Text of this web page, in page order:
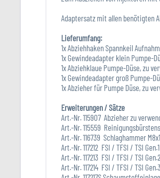
Adaptersatz mit allen benötigten
Lieferumfang:
1x Abziehhaken Spannkeil
1x Gewindeadapter klein Pumpe-
1x Abziehklaue Pumpe-Düse, zu
1x Gewindeadapter groß Pumpe-
1x Abzieher für Pumpe Düse, zu
Erweiterungen / Sätze
Art.-Nr. 115907 Abzieher zu
Art.-Nr. 115559
Art.-Nr. 116739 Schlaghammer
Art.-Nr. 117212 FSI / TFSI / TSI Gen.1
Art.-Nr. 117213 FSI / TFSI / TSI Gen.2
Art.-Nr. 117214 FSI / TFSI / TSI Gen.3